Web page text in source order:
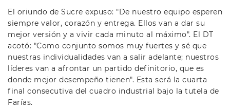
El oriundo de Sucre expuso: "De nuestro equipo esperen
siempre valor, corazón y entrega. Ellos van a dar su
mejor versión y a vivir cada minuto al máximo". El DT
acotó: "Como conjunto somos muy fuertes y sé que
nuestras individualidades van a salir adelante; nuestros
líderes van a afrontar un partido definitorio, que es
donde mejor desempeño tienen". Esta será la cuarta
final consecutiva del cuadro industrial bajo la tutela de
Farías.